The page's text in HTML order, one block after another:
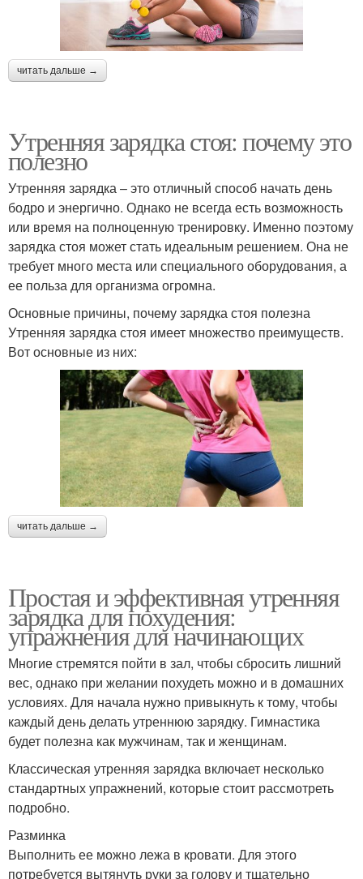
читать дальше →
Утренняя зарядка стоя: почему это
полезно
Утренняя зарядка – это отличный способ начать день
бодро и энергично. Однако не всегда есть возможность
или время на полноценную тренировку. Именно поэтому
зарядка стоя может стать идеальным решением. Она не
требует много места или специального оборудования, а
ее польза для организма огромна.
Основные причины, почему зарядка стоя полезна
Утренняя зарядка стоя имеет множество преимуществ.
Вот основные из них:
читать дальше →
Простая и эффективная утренняя
зарядка для похудения:
упражнения для начинающих
Многие стремятся пойти в зал, чтобы сбросить лишний
вес, однако при желании похудеть можно и в домашних
условиях. Для начала нужно привыкнуть к тому, чтобы
каждый день делать утреннюю зарядку. Гимнастика
будет полезна как мужчинам, так и женщинам.
Классическая утренняя зарядка включает несколько
стандартных упражнений, которые стоит рассмотреть
подробно.
Разминка
Выполнить ее можно лежа в кровати. Для этого
потребуется вытянуть руки за голову и тщательно